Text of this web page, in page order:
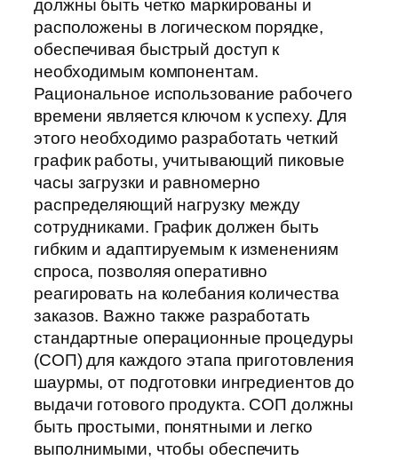
должны быть четко маркированы и
расположены в логическом порядке,
обеспечивая быстрый доступ к
необходимым компонентам.
Рациональное использование рабочего
времени является ключом к успеху. Для
этого необходимо разработать четкий
график работы, учитывающий пиковые
часы загрузки и равномерно
распределяющий нагрузку между
сотрудниками. График должен быть
гибким и адаптируемым к изменениям
спроса, позволяя оперативно
реагировать на колебания количества
заказов. Важно также разработать
стандартные операционные процедуры
(СОП) для каждого этапа приготовления
шаурмы, от подготовки ингредиентов до
выдачи готового продукта. СОП должны
быть простыми, понятными и легко
выполнимыми, чтобы обеспечить